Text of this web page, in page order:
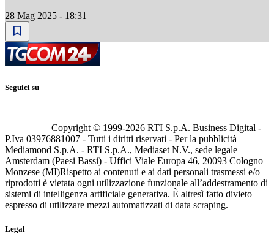
28 Mag 2025 - 18:31
Seguici su
Copyright © 1999-2026 RTI S.p.A. Business Digital -
P.Iva 03976881007 - Tutti i diritti riservati - Per la pubblicità
Mediamond S.p.A. - RTI S.p.A., Mediaset N.V., sede legale
Amsterdam (Paesi Bassi) - Uffici Viale Europa 46, 20093 Cologno
Monzese (MI)Rispetto ai contenuti e ai dati personali trasmessi e/o
riprodotti è vietata ogni utilizzazione funzionale all’addestramento di
sistemi di intelligenza artificiale generativa. È altresì fatto divieto
espresso di utilizzare mezzi automatizzati di data scraping.
Legal